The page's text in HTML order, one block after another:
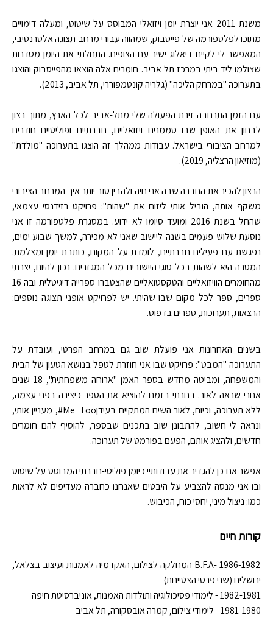
משנת 2011 אני יוצרת יומן ויזואלי המבוסס על שיטוט, ומעלה דימויים
מתוכו לפלטפורמה של פייסבוק, שמהווה עבורי מרחב תצוגה אלטרנטיבי,
המאפשר לי לקיים דיאלוג ישיר עם הצופים. התחלתי את היומן מסדרות
שצולמו ליד ביתי במרכז תל אביב. חומרים אלה הוצאו מהפייסבוק והוצגו
בתערוכה "במרחק הליכה" (גלריה קונטמפוררי, תל אביב, 2013).
עם הזמן התרחבה זירת הפעולה שלי מתל-אביב לכל הארץ, מתוך רצון
לבחון את האופן שבו סממנים ויזואליים, חברתיים ופוליטיים חודרים
למרחב הציבורי בישראל. עבודות ממהלך זה הוצגו בתערוכה "מולדת"
(מוזיאון הרצליה, 2019).
הרצון להכיר את החברה שבה אני חיה ולהבין טוב יותר איך המרחב הציבורי
משקף אותה, הוביל אותי ליזום את "שהות": פרויקט רזידנסי עצמאי,
שהחל בשנת 2016 ומועד סיומו לא ידוע. במסגרת פלטפורמה זו אני
נוסעת שלוש פעמים בשנה ליישוב שאני לא מכירה, למשך שבוע ימים,
נפגשת עם פעילים חברתיים, לומדת על המקום, כותבת יומן ומצלמת.
המטרה היא לשהות בכל סוגי היישובים מכל המגזרים. נכון להיום, יצרתי
מהחומרים הוויזואליים והטקסטואליים שהצטברו ספרייה דיגיטלית ובה 16
ספרים, ספר לכל מקום שבו שהיתי. יש לפרויקט אופני תצוגה נוספים:
הרצאות, תערוכות, ספרים בדפוס.
בשנים האחרונות אני פועלת שוב גם במרחב הפרטי, ועובדת על
התערוכה "המבט": פרויקט שבו אני חוזרת לטפל בנושא הטעון של הבית
והמשפחה, ומביטה מחדש בספר האמן "ארוחה משפחתית", 18 שנים
אחרי שראה לאור. בחרתי בזמנו להוציא את הספר כיצירה בפני עצמה,
ללא תערוכה, וכיום, לאור השיח המתקיים בעידןToo
Me#, מעניין אותי,
ונראה לי חשוב, להתבונן שוב בתכנים שבספר, להוסיף להם חומרים
חדשים, ולהציג אותם, הפעם בפורמט של תערוכה.
אפשראם כן להגדיראתעבודותייכיומן פוליטי-חברתיהמבוסס עלשיטוט
ובו אני מנסה להצביע על היבטים שאנחנו כחברה מעדיפים לא לראות
כמו: ניצול מיני, יחסי כוח, הכיבוש.
קורות חיים
1986-1982 -B.F.A המחלקה לצילום, האקדמיה לאמנות ועיצוב בצלאל,
ירושלים (שני פרסי הצטיינות)
1982-1981 - לימודי פסיכולוגיה ותולדות האמנות, אוניברסיטת חיפה
1981-1980 - לימודי צילום, קמרה אובסקורה, תל אביב